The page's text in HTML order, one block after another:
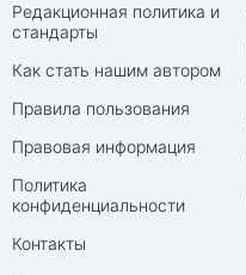
Редакционная политика и
стандарты
Как стать нашим автором
Правила пользования
Правовая информация
Политика
конфиденциальности
Контакты